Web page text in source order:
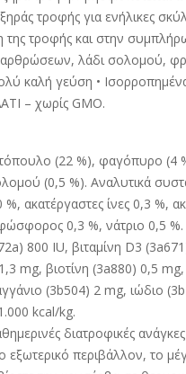
τροφής για ενήλικες
τροφής και στην
αρθρώσεων, λάδι σολομού,
καλή γεύση •
– χωρίς GMO.
(22 %), φαγόπυρο (4
(0,5 %). Αναλυτικά
ακατέργαστες ίνες 0,3 %,
0,3 %, νάτριο 0,5 %.
800 IU, βιταμίνη D3
mg, βιοτίνη (3a880) 0,5
(3b504) 2 mg, ιώδιο
kcal/kg.
διατροφικές
περιβάλλον, το